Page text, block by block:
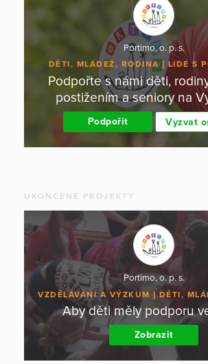
Portimo, o. p. s.
DĚTI, MLÁDEŽ, RODINA LIDÉ S
Podpořte s námi děti,
postižením a seniory na
Podpořit Vyzvat
UKONČENÉ PROJEKTY
Portimo, o. p. s.
VZDĚLÁVÁNÍ A VÝZKUM DĚTI,
Aby děti měly podporu
Zobrazit